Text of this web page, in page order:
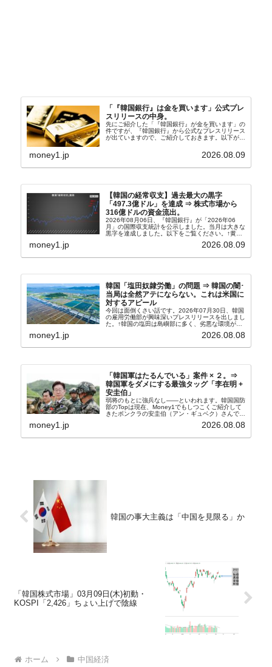
「『韓国銀行』は金を買います」公式プレ
スリリースの中身。
先にご紹介した「『韓国銀行』が金を買います」の
件ですが、『韓国銀行』から公式なプレスリリース
が出ていますので、ご紹介しておきます。以下が全
れ協力体制を構築□『韓国銀行』は、国内生産金の
money1.jp 2026.08.09
【韓国の経常収支】過去最大の黒字
「497.3億ドル」を達成 ⇒ 株式市場から
316億ドルの資金流出。
2026年08月06日、『韓国銀行』が「2026年06
月」の国際収支統計を公示しました。当月は大きな
黒字を達成しました。以下をご覧ください。↑黄色
の傾向ペンでフォーカスしているのが2026年06月
の経常収支です。2026年06月貿易収支：4...
money1.jp 2026.08.09
韓国「塩田奴隷労働」の問題 ⇒ 韓国の闇･
当局は全然アテにならない。これは米国に
対するアピール
今回は面倒くさい話です。2026年07月30日、韓国
の雇用労働部が興味深いプレスリリースを出しまし
た。↑韓国の塩田は島嶼部に多く、劣悪な環境が一
たといわれます（後述）。これは、いわゆる「塩田
money1.jp 2026.08.08
「韓国軍はたるんでいる」案件 × ２。⇒
韓国軍をダメにする最強タッグ「李在明 +
安圭伯」
弱将のもとに強兵なし――といわれます。韓国国防
部のTopは現在、Money1でもしつこくご紹介して
きたボンクラの安圭伯（アン・ギュベク）さんで
さんと「韓国初の文官上がり」の国防部長官安圭伯
money1.jp 2026.08.08
韓国の事大主義は「中国を見限る」か
「韓国株式市場」03月09日(木)初動・
KOSPI「2,426」ちょい上げで陰線
ホーム 中国経済